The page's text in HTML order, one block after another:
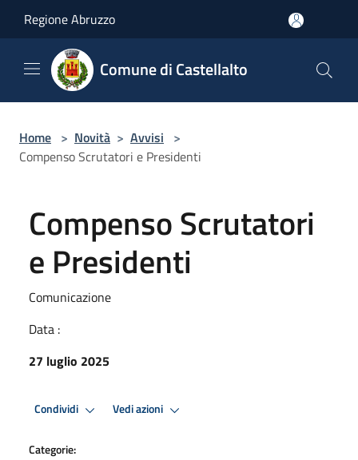
Regione Abruzzo
Comune di Castellalto
Home > Novità > Avvisi >
Compenso Scrutatori e Presidenti
Compenso Scrutatori
e Presidenti
Comunicazione
Data :
27 luglio 2025
Condividi Vedi azioni
Categorie: